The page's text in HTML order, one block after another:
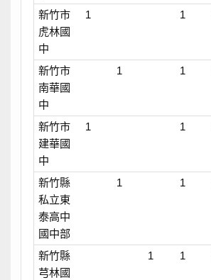
新竹市
虎林國
中
1 1
新竹市
南華國
中
1 1
新竹市
建華國
中
1 1
新竹縣
私立東
泰高中
國中部
1 1
新竹縣
芎林國
1 1